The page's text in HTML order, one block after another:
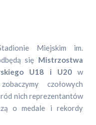
Miejskim im.
się Mistrzostwa
U18 i U20w
czołowych
nich reprezentantów
o medale i rekordy